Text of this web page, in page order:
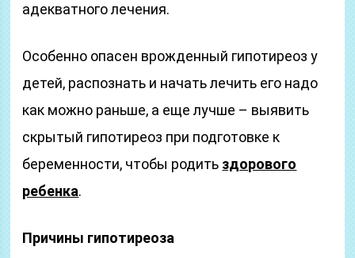
адекватного лечения.
Особенно опасен врожденный гипотиреоз у
детей, распознать и начать лечить его надо
как можно раньше, а еще лучше – выявить
скрытый гипотиреоз при подготовке к
беременности, чтобы родить здорового
ребенка.
Причины гипотиреоза